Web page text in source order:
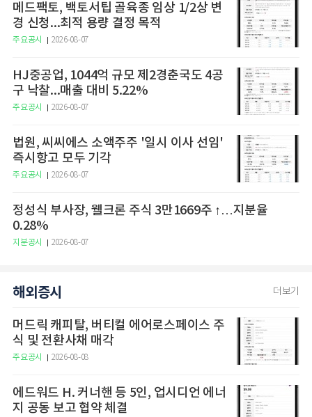
메드팩토, 백토서팁 골육종 임상 1/2상 변
경 신청...최적 용량 결정 목적
주요공시 2026-08-07
HJ중공업, 1044억 규모 제2경춘국도 4공
구 낙찰...매출 대비 5.22%
주요공시 2026-08-07
법원, 씨씨에스 소액주주 '일시 이사 선임'
즉시항고 모두 기각
주요공시 2026-08-07
정성식 부사장, 웰크론 주식 3만1669주 ↑…지분율
0.28%
지분공시 2026-08-07
해외증시 더보기
머드릭 캐피탈, 버티컬 에어로스페이스 주
식 및 전환사채 매각
주요공시 2026-08-08
에드워드 H. 커너핸 등 5인, 업시디언 에너
지 공동 보고 협약 체결